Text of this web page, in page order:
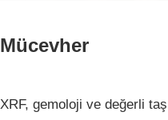
Mücevher
XRF, gemoloji ve değerli